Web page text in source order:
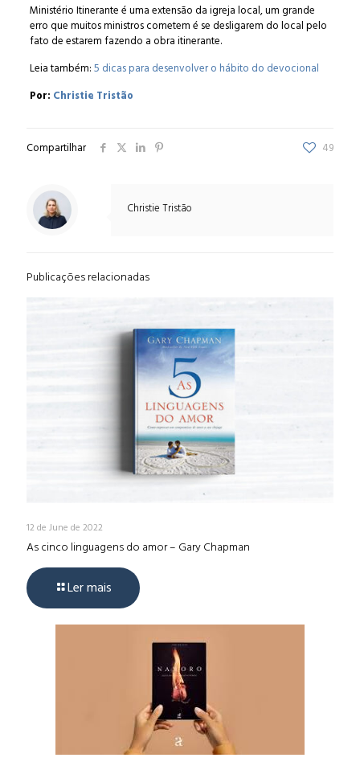
Ministério Itinerante é uma extensão da igreja local, um grande
erro que muitos ministros cometem é se desligarem do local pelo
fato de estarem fazendo a obra itinerante.
Leia também:5 dicas para desenvolver o hábito do devocional
Por: Christie Tristão
Compartilhar 49
Christie Tristão
Publicações relacionadas
12 de June de 2022
As cinco linguagens do amor – Gary Chapman
Ler mais